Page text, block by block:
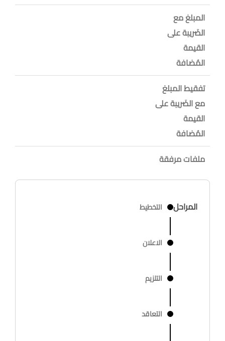
المبلغ مع
الضَريبة على
القيمة
المُضافة
تفقيط المبلغ
مع الضَريبة على
القيمة
المُضافة
ملفات مرفقة
المراحل التخطيط
الاعلان
التلزيم
التعاقد